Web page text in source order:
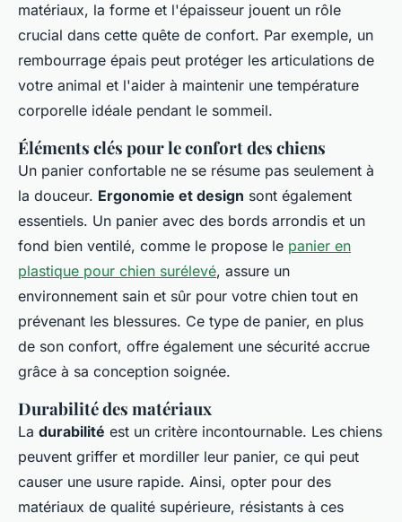
matériaux, la forme et l'épaisseur jouent un rôle
crucial dans cette quête de confort. Par exemple, un
rembourrage épais peut protéger les articulations de
votre animal et l'aider à maintenir une température
corporelle idéale pendant le sommeil.
Éléments clés pour le confort des chiens
Un panier confortable ne se résume pas seulement à
la douceur. Ergonomie et design sont également
essentiels. Un panier avec des bords arrondis et un
fond bien ventilé, comme le propose le panier en
plastique pour chien surélevé, assure un
environnement sain et sûr pour votre chien tout en
prévenant les blessures. Ce type de panier, en plus
de son confort, offre également une sécurité accrue
grâce à sa conception soignée.
Durabilité des matériaux
La durabilité est un critère incontournable. Les chiens
peuvent griffer et mordiller leur panier, ce qui peut
causer une usure rapide. Ainsi, opter pour des
matériaux de qualité supérieure, résistants à ces